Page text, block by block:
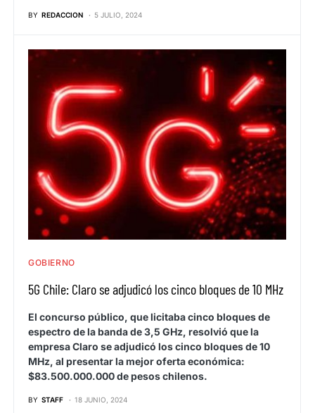
BY REDACCION 5 JULIO, 2024
GOBIERNO
5G Chile: Claro se adjudicó los cinco bloques de 10 MHz
El concurso público, que licitaba cinco bloques de
espectro de la banda de 3,5 GHz, resolvió que la
empresa Claro se adjudicó los cinco bloques de 10
MHz, al presentar la mejor oferta económica:
$83.500.000.000 de pesos chilenos.
BY STAFF 18 JUNIO, 2024